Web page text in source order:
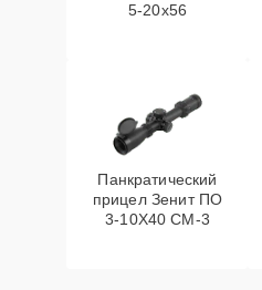
5-20x56
Панкратический
прицел Зенит ПО
3-10Х40 СМ-3